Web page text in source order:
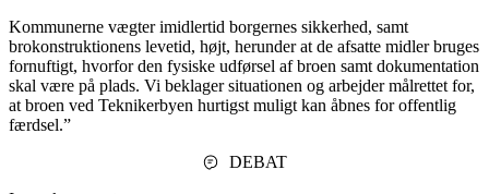
Kommunerne vægter imidlertid borgernes sikkerhed, samt
brokonstruktionens levetid, højt, herunder at de afsatte midler bruges
fornuftigt, hvorfor den fysiske udførsel af broen samt dokumentation
skal være på plads. Vi beklager situationen og arbejder målrettet for,
at broen ved Teknikerbyen hurtigst muligt kan åbnes for offentlig
færdsel.”
DEBAT